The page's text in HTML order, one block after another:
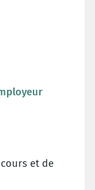
et de